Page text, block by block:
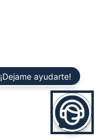
¡Dejame ayudarte!